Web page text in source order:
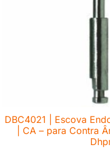
DBC4021 | Escova
| CA – para Contra